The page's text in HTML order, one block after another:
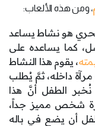
، ومن هذه الألعاب:
هو نشاط يساعد
كما يساعده على
، يقوم هذا النشاط
داخله، ثمَّ يُطلب
الطفل أنَّ هذا
شخص مميز جداً،
أن يضع في باله